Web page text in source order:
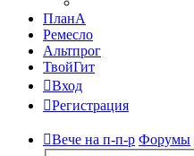
ПланА
Ремесло
Альтпрог
ТвойГит
Вход
Регистрация
Вече на п-п-р Форумы